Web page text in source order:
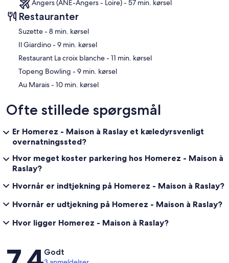
Angers (ANE-Angers - Loire) - 57 min. kørsel
Restauranter
‪Suzette - ‬8 min. kørsel
‪Il Giardino - ‬9 min. kørsel
‪Restaurant La croix blanche - ‬11 min. kørsel
‪Topeng Bowling - ‬9 min. kørsel
‪Au Marais - ‬10 min. kørsel
Ofte stillede spørgsmål
Er Homerez - Maison à Raslay et kæledyrsvenligt
overnatningssted?
Hvor meget koster parkering hos Homerez - Maison à
Raslay?
Hvornår er indtjekning på Homerez - Maison à Raslay?
Hvornår er udtjekning på Homerez - Maison à Raslay?
Hvor ligger Homerez - Maison à Raslay?
Anmeldelser
Godt